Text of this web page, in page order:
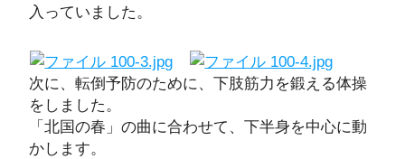
入っていました。
次に、転倒予防のために、下肢筋力を鍛える体操
をしました。
「北国の春」の曲に合わせて、下半身を中心に動
かします。